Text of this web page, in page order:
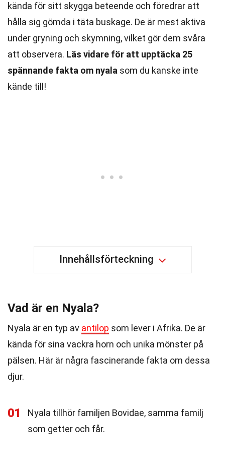
kända för sitt skygga beteende och föredrar att
hålla sig gömda i täta buskage. De är mest aktiva
under gryning och skymning, vilket gör dem svåra
att observera. Läs vidare för att upptäcka 25
spännande fakta om nyala som du kanske inte
kände till!
Innehållsförteckning
Vad är en Nyala?
Nyala är en typ av antilop som lever i Afrika. De är
kända för sina vackra horn och unika mönster på
pälsen. Här är några fascinerande fakta om dessa
djur.
01
Nyala tillhör familjen Bovidae, samma familj
som getter och får.